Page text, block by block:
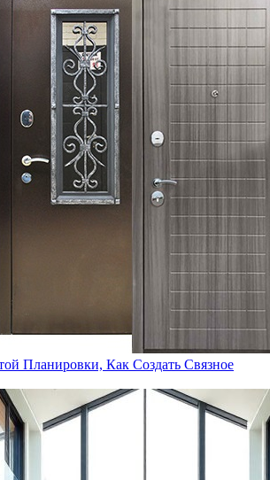
Планировки, Как Создать Связное